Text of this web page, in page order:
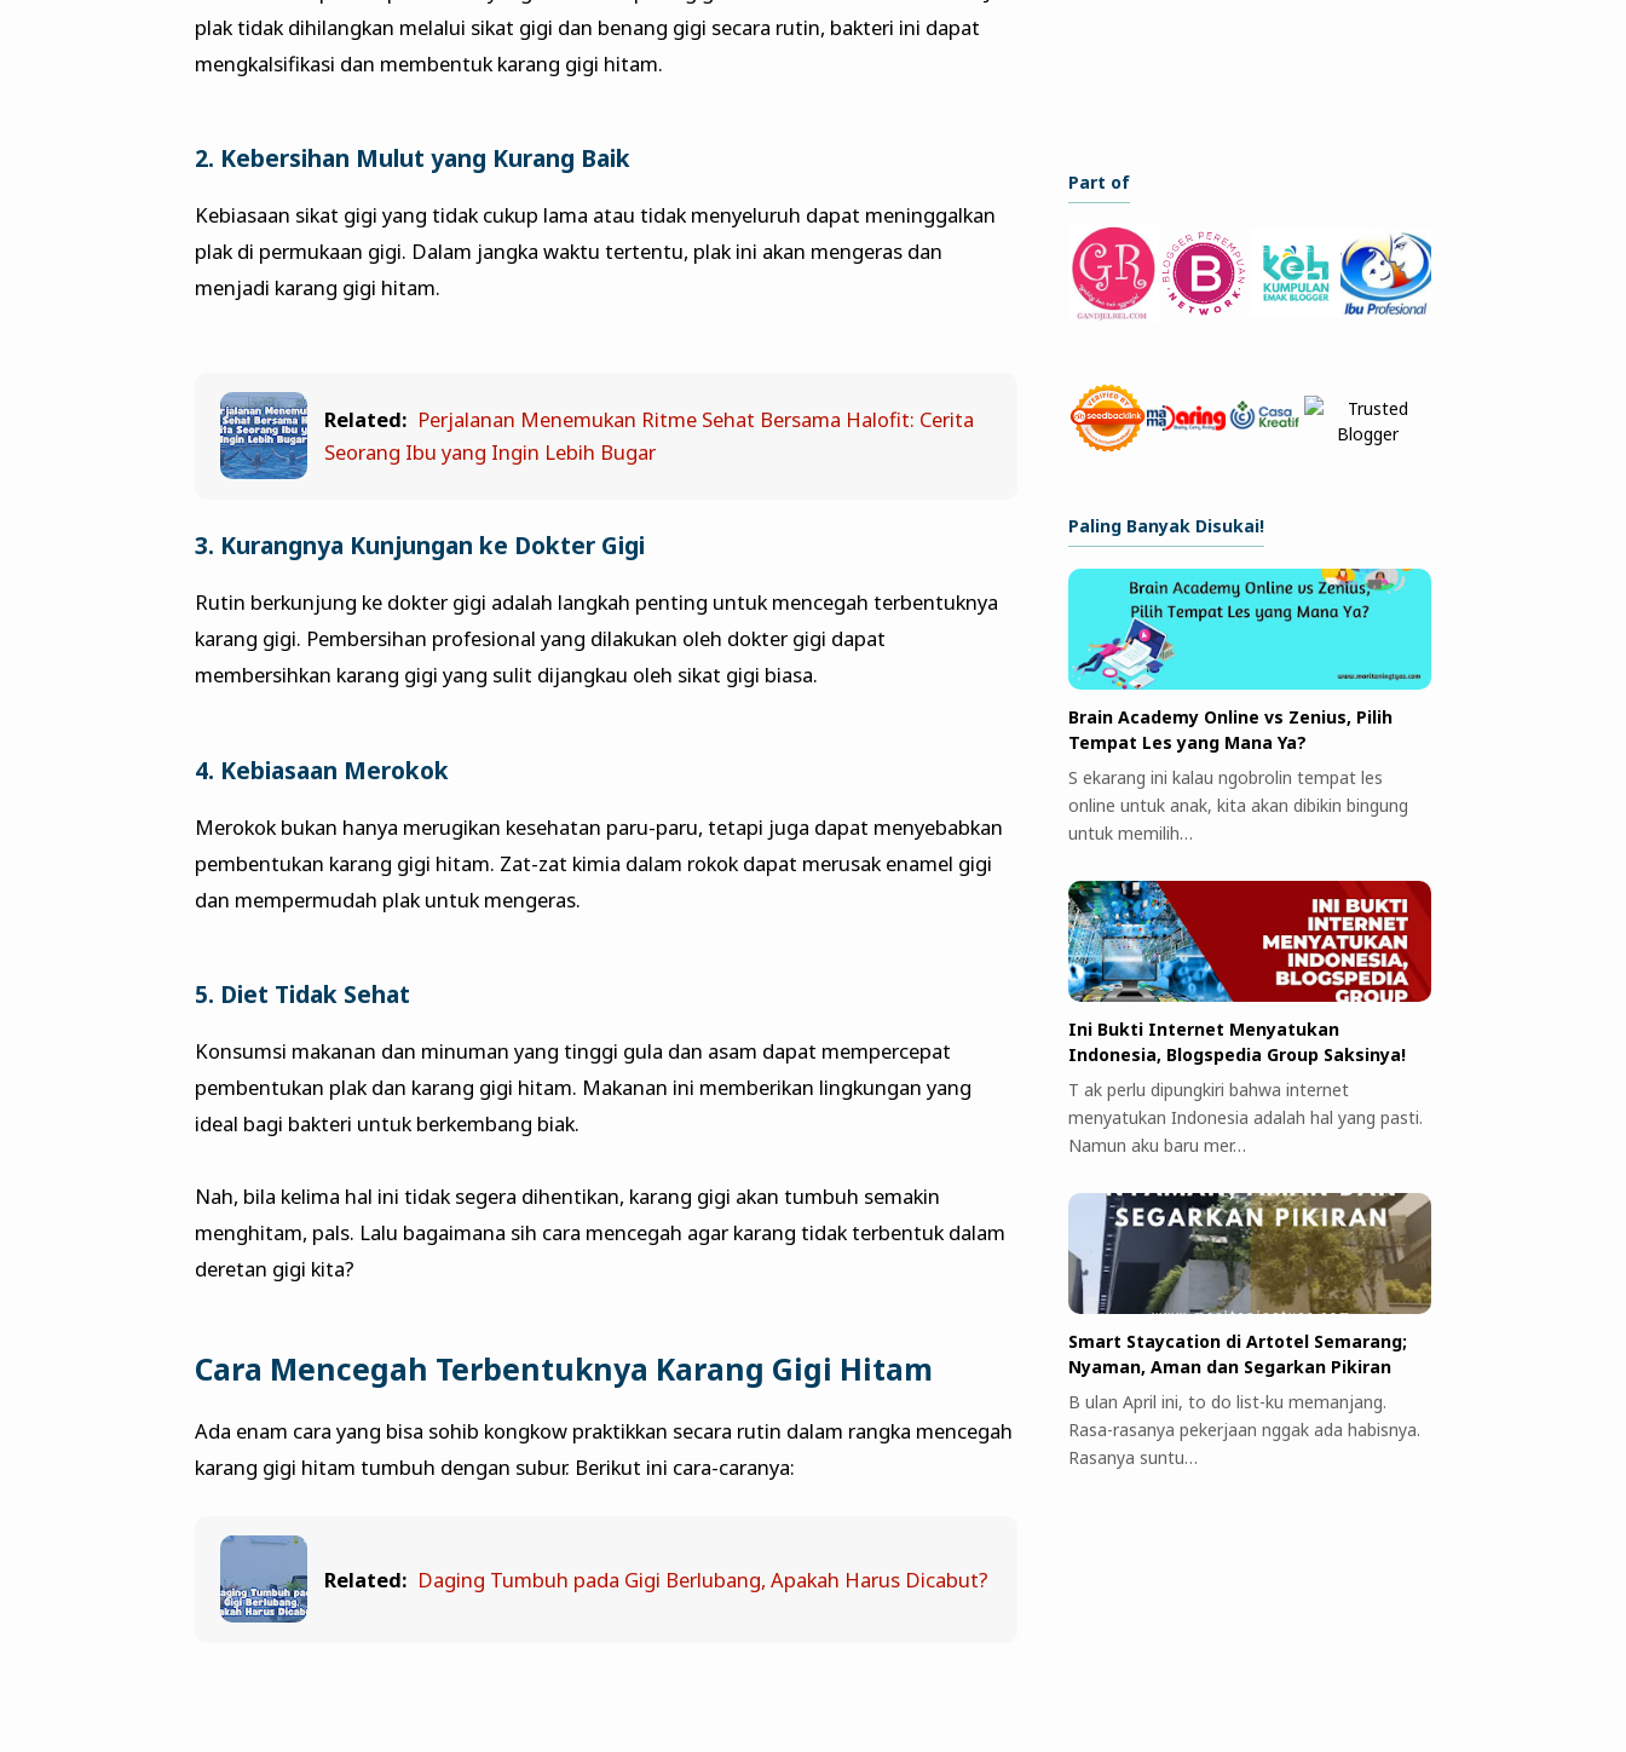
plak tidak dihilangkan melalui sikat gigi dan benang gigi secara rutin, bakteri ini dapat
mengkalsifikasi dan membentuk karang gigi hitam.
2. Kebersihan Mulut yang Kurang Baik
Kebiasaan sikat gigi yang tidak cukup lama atau tidak menyeluruh dapat meninggalkan
plak di permukaan gigi. Dalam jangka waktu tertentu, plak ini akan mengeras dan
menjadi karang gigi hitam.
Related: Perjalanan Menemukan Ritme Sehat Bersama Halofit: Cerita
Seorang Ibu yang Ingin Lebih Bugar
3. Kurangnya Kunjungan ke Dokter Gigi
Rutin berkunjung ke dokter gigi adalah langkah penting untuk mencegah terbentuknya
karang gigi. Pembersihan profesional yang dilakukan oleh dokter gigi dapat
membersihkan karang gigi yang sulit dijangkau oleh sikat gigi biasa.
4. Kebiasaan Merokok
Merokok bukan hanya merugikan kesehatan paru-paru, tetapi juga dapat menyebabkan
pembentukan karang gigi hitam. Zat-zat kimia dalam rokok dapat merusak enamel gigi
dan mempermudah plak untuk mengeras.
5. Diet Tidak Sehat
Konsumsi makanan dan minuman yang tinggi gula dan asam dapat mempercepat
pembentukan plak dan karang gigi hitam. Makanan ini memberikan lingkungan yang
ideal bagi bakteri untuk berkembang biak.
Nah, bila kelima hal ini tidak segera dihentikan, karang gigi akan tumbuh semakin
menghitam, pals. Lalu bagaimana sih cara mencegah agar karang tidak terbentuk dalam
deretan gigi kita?
Cara Mencegah Terbentuknya Karang Gigi Hitam
Ada enam cara yang bisa sohib kongkow praktikkan secara rutin dalam rangka mencegah
karang gigi hitam tumbuh dengan subur. Berikut ini cara-caranya:
Related: Daging Tumbuh pada Gigi Berlubang, Apakah Harus Dicabut?
Part of
Paling Banyak Disukai!
Brain Academy Online vs Zenius, Pilih
Tempat Les yang Mana Ya?
S ekarang ini kalau ngobrolin tempat les
online untuk anak, kita akan dibikin bingung
untuk memilih…
Ini Bukti Internet Menyatukan
Indonesia, Blogspedia Group Saksinya!
T ak perlu dipungkiri bahwa internet
menyatukan Indonesia adalah hal yang pasti.
Namun aku baru mer…
Smart Staycation di Artotel Semarang;
Nyaman, Aman dan Segarkan Pikiran
B ulan April ini, to do list-ku memanjang.
Rasa-rasanya pekerjaan nggak ada habisnya.
Rasanya suntu…